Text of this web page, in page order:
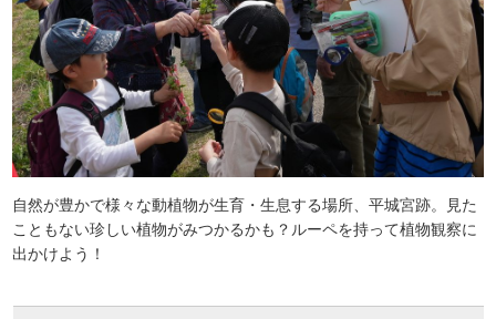
自然が豊かで様々な動植物が生育・生息する場所、平城宮跡。見た
こともない珍しい植物がみつかるかも？ルーペを持って植物観察に
出かけよう！